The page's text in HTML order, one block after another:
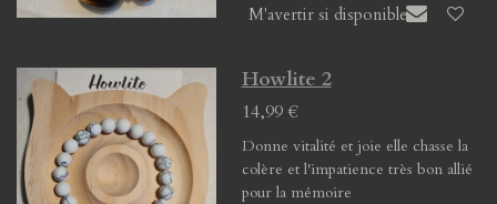
M'avertir si disponible
Howlite 2
14,99 €
Donne vitalité et joie elle chasse la
colère et l'impatience très bon allié
pour la mémoire